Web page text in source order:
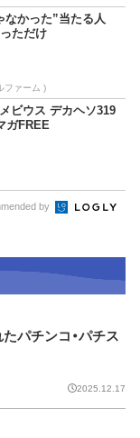
なかった”当たる人
ただけ
ファーム )
ビウス デカヘソ319
ガFREE
by
パチンコ・パチス
2025.12.17